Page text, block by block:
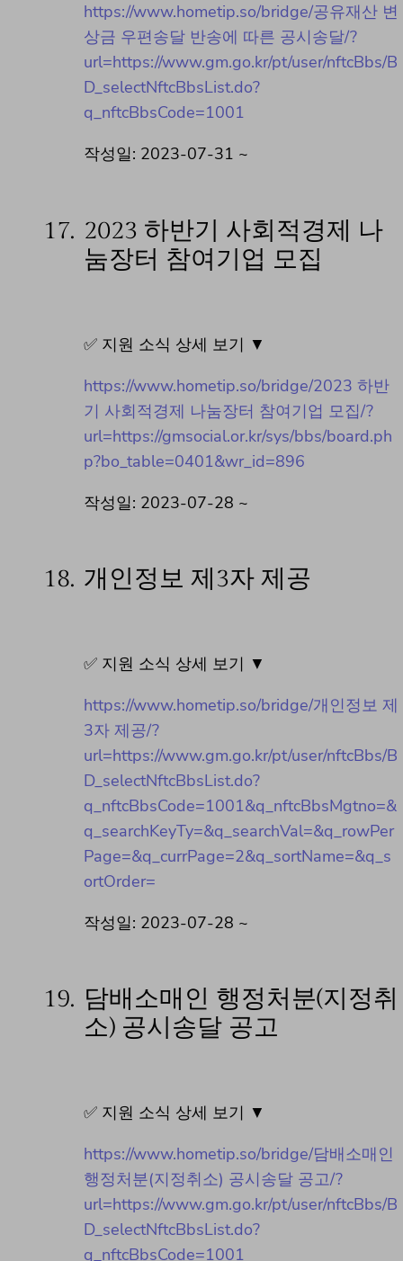
https://www.hometip.so/bridge/공유재산 변
상금 우편송달 반송에 따른 공시송달/?
url=https://www.gm.go.kr/pt/user/nftcBbs/B
D_selectNftcBbsList.do?
q_nftcBbsCode=1001
작성일: 2023-07-31 ~
17. 2023 하반기 사회적경제 나
눔장터 참여기업 모집
✅ 지원 소식 상세 보기 ▼
https://www.hometip.so/bridge/2023 하반
기 사회적경제 나눔장터 참여기업 모집/?
url=https://gmsocial.or.kr/sys/bbs/board.ph
p?bo_table=0401&wr_id=896
작성일: 2023-07-28 ~
18. 개인정보 제3자 제공
✅ 지원 소식 상세 보기 ▼
https://www.hometip.so/bridge/개인정보 제
3자 제공/?
url=https://www.gm.go.kr/pt/user/nftcBbs/B
D_selectNftcBbsList.do?
q_nftcBbsCode=1001&q_nftcBbsMgtno=&
q_searchKeyTy=&q_searchVal=&q_rowPer
Page=&q_currPage=2&q_sortName=&q_s
ortOrder=
작성일: 2023-07-28 ~
19. 담배소매인 행정처분(지정취
소) 공시송달 공고
✅ 지원 소식 상세 보기 ▼
https://www.hometip.so/bridge/담배소매인
행정처분(지정취소) 공시송달 공고/?
url=https://www.gm.go.kr/pt/user/nftcBbs/B
D_selectNftcBbsList.do?
q_nftcBbsCode=1001